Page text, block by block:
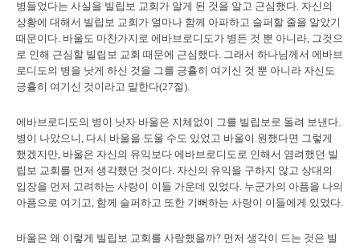
병들었다는 사실을 빌립보 교회가 알게 된 것을 알고 근심했다. 자신의
상황에 대해서 빌립보 교회가 얼마나 함께 아파하고 슬퍼할 줄을 알았기
때문이다. 바울도 마찬가지로 에바브로디도가 병든 것 뿐 아니라, 그것으
로 인해 근심할 빌립보 교회 때문에 근심했다. 그래서 하나님께서 에바브
로디도의 병을 낫게 하신 것을 그를 긍휼히 여기신 것 뿐 아니라 자신도
긍휼히 여기신 것이라고 말한다(27절).
에바브로디도의 병이 낫자 바울은 지체없이 그를 빌립보로 돌려 보낸다.
병이 나았으니, 다시 바울을 도울 수도 있었고 바울이 원했다면 그렇게
했겠지만, 바울은 자신의 유익보다 에바브로디도로 인해서 염려했던 빌
립보 교회를 먼저 생각했던 것이다. 자신의 유익을 구하지 않고 상대의
입장을 먼저 고려하는 사랑이 이들 가운데 있었다. 누군가의 아픔을 나의
아픔으로 여기고, 함께 슬퍼하고 또한 기뻐하는 사랑이 이들에게 있었다.
바울은 왜 이렇게 빌립보 교회를 사랑했을까? 먼저 생각이 드는 것은 빌